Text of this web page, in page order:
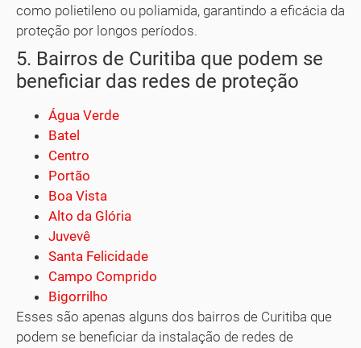
como polietileno ou poliamida, garantindo a eficácia da
proteção por longos períodos.
5. Bairros de Curitiba que podem se
beneficiar das redes de proteção
Água Verde
Batel
Centro
Portão
Boa Vista
Alto da Glória
Juvevê
Santa Felicidade
Campo Comprido
Bigorrilho
Esses são apenas alguns dos bairros de Curitiba que
podem se beneficiar da instalação de redes de